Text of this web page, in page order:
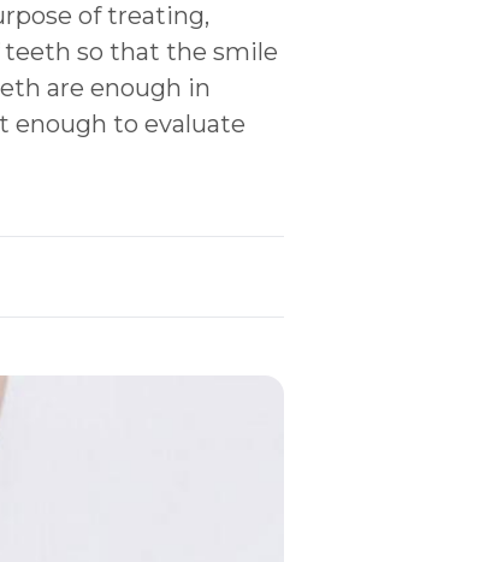
of treating,
so that the smile
are enough in
enough to evaluate